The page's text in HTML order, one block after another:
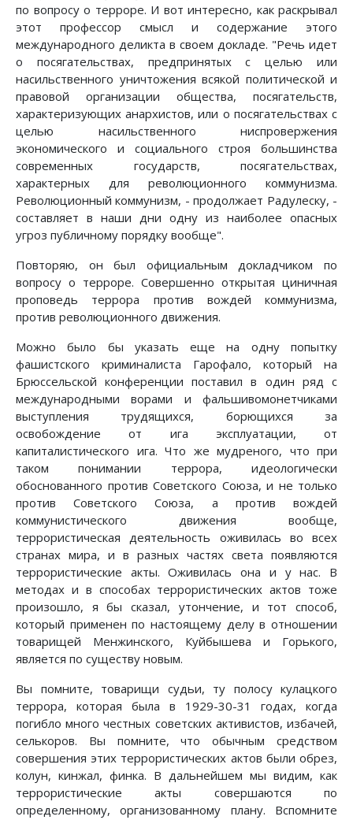
по вопросу о терроре. И вот интересно, как раскрывал
этот профессор смысл и содержание этого
международного деликта в своем докладе. "Речь идет
о посягательствах, предпринятых с целью или
насильственного уничтожения всякой политической и
правовой организации общества, посягательств,
характеризующих анархистов, или о посягательствах с
целью насильственного ниспровержения
экономического и социального строя большинства
современных государств, посягательствах,
характерных для революционного коммунизма.
Революционный коммунизм, - продолжает Радулеску, -
составляет в наши дни одну из наиболее опасных
угроз публичному порядку вообще".
Повторяю, он был официальным докладчиком по
вопросу о терроре. Совершенно открытая циничная
проповедь террора против вождей коммунизма,
против революционного движения.
Можно было бы указать еще на одну попытку
фашистского криминалиста Гарофало, который на
Брюссельской конференции поставил в один ряд с
международными ворами и фальшивомонетчиками
выступления трудящихся, борющихся за
освобождение от ига эксплуатации, от
капиталистического ига. Что же мудреного, что при
таком понимании террора, идеологически
обоснованного против Советского Союза, и не только
против Советского Союза, а против вождей
коммунистического движения вообще,
террористическая деятельность оживилась во всех
странах мира, и в разных частях света появляются
террористические акты. Оживилась она и у нас. В
методах и в способах террористических актов тоже
произошло, я бы сказал, утончение, и тот способ,
который применен по настоящему делу в отношении
товарищей Менжинского, Куйбышева и Горького,
является по существу новым.
Вы помните, товарищи судьи, ту полосу кулацкого
террора, которая была в 1929-30-31 годах, когда
погибло много честных советских активистов, избачей,
селькоров. Вы помните, что обычным средством
совершения этих террористических актов были обрез,
колун, кинжал, финка. В дальнейшем мы видим, как
террористические акты совершаются по
определенному, организованному плану. Вспомните